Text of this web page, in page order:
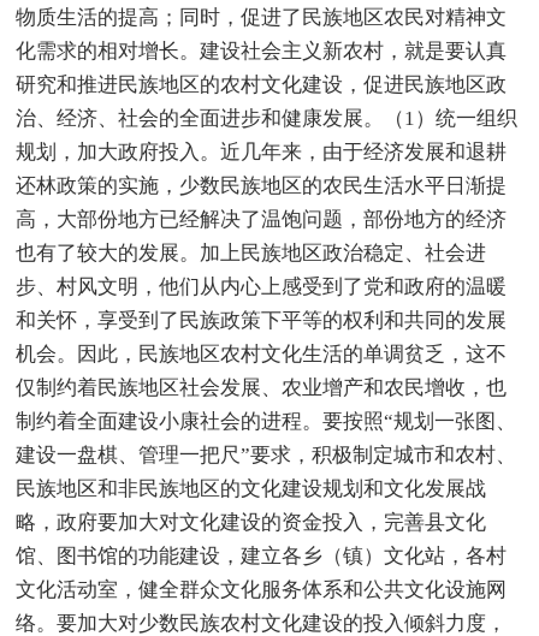
物质生活的提高；同时，促进了民族地区农民对精神文
化需求的相对增长。建设社会主义新农村，就是要认真
研究和推进民族地区的农村文化建设，促进民族地区政
治、经济、社会的全面进步和健康发展。（1）统一组织
规划，加大政府投入。近几年来，由于经济发展和退耕
还林政策的实施，少数民族地区的农民生活水平日渐提
高，大部份地方已经解决了温饱问题，部份地方的经济
也有了较大的发展。加上民族地区政治稳定、社会进
步、村风文明，他们从内心上感受到了党和政府的温暖
和关怀，享受到了民族政策下平等的权利和共同的发展
机会。因此，民族地区农村文化生活的单调贫乏，这不
仅制约着民族地区社会发展、农业增产和农民增收，也
制约着全面建设小康社会的进程。要按照“规划一张图、
建设一盘棋、管理一把尺”要求，积极制定城市和农村、
民族地区和非民族地区的文化建设规划和文化发展战
略，政府要加大对文化建设的资金投入，完善县文化
馆、图书馆的功能建设，建立各乡（镇）文化站，各村
文化活动室，健全群众文化服务体系和公共文化设施网
络。要加大对少数民族农村文化建设的投入倾斜力度，